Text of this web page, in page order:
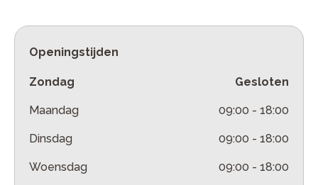
Openingstijden
Zondag Gesloten
Maandag 09:00 - 18:00
Dinsdag 09:00 - 18:00
Woensdag 09:00 - 18:00